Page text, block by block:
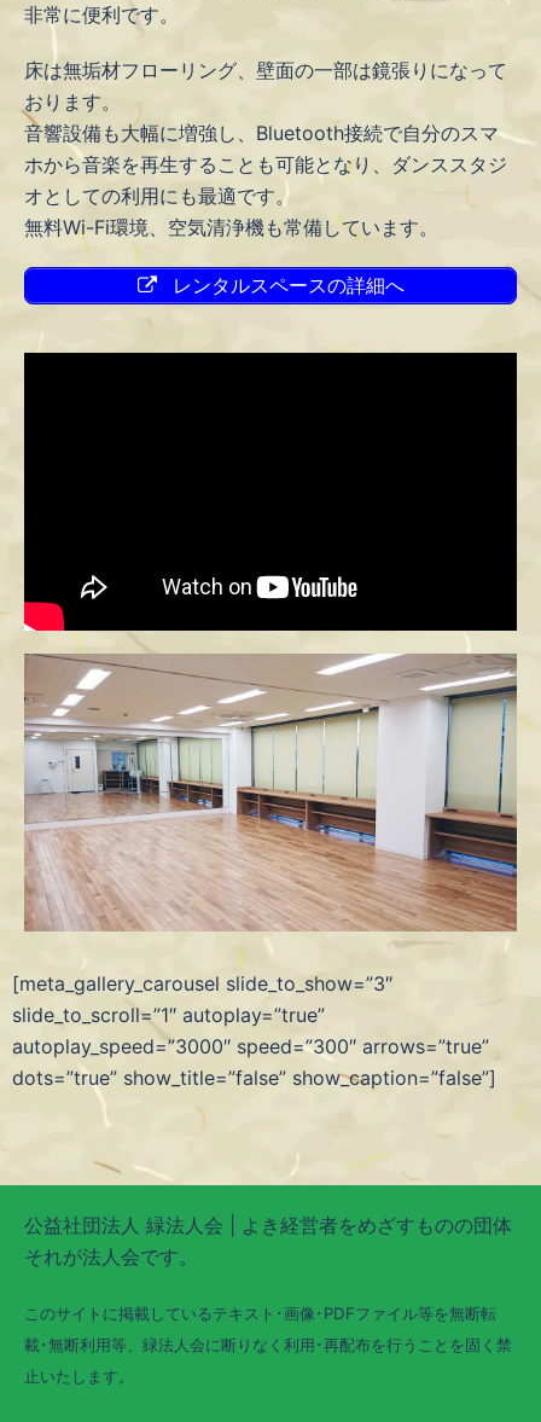
非常に便利です。
床は無垢材フローリング、壁面の一部は鏡張りになって
おります。
音響設備も大幅に増強し、Bluetooth接続で自分のスマ
ホから音楽を再生することも可能となり、ダンススタジ
オとしての利用にも最適です。
無料Wi-Fi環境、空気清浄機も常備しています。
レンタルスペースの詳細へ
[meta_gallery_carousel slide_to_show=”3″
slide_to_scroll=”1″ autoplay=”true”
autoplay_speed=”3000″ speed=”300″ arrows=”true”
dots=”true” show_title=”false” show_caption=”false”]
公益社団法人 緑法人会 | よき経営者をめざすものの団体
それが法人会です。
このサイトに掲載しているテキスト･画像･PDFファイル等を無断転
載･無断利用等、緑法人会に断りなく利用･再配布を行うことを固く禁
止いたします。